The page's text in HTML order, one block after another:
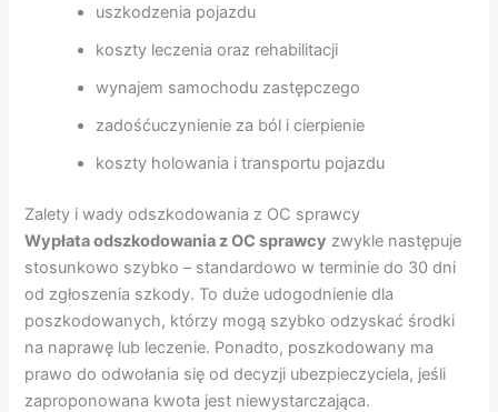
uszkodzenia pojazdu
koszty leczenia oraz rehabilitacji
wynajem samochodu zastępczego
zadośćuczynienie za ból i cierpienie
koszty holowania i transportu pojazdu
Zalety i wady odszkodowania z OC sprawcy
Wypłata odszkodowania z OC sprawcy zwykle następuje
stosunkowo szybko – standardowo w terminie do 30 dni
od zgłoszenia szkody. To duże udogodnienie dla
poszkodowanych, którzy mogą szybko odzyskać środki
na naprawę lub leczenie. Ponadto, poszkodowany ma
prawo do odwołania się od decyzji ubezpieczyciela, jeśli
zaproponowana kwota jest niewystarczająca.